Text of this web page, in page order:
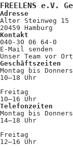
FREELENS e.V.
Adresse
Alter Steinweg 15
20459 Hamburg
Kontakt
040-30 06 64-0
E-Mail senden
Unser Team vor Ort
Geschäftszeiten
Montag bis
10–18 Uhr
Freitag
10–16 Uhr
Telefonzeiten
Montag bis
14–18 Uhr
Freitag
12–16 Uhr